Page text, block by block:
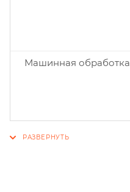
Машинная обработка